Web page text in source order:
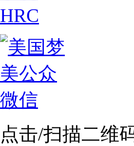
点击/扫描二维